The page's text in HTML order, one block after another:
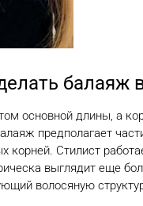
балаяж
основной длины, а
предполагает
корней. Стилист
выглядит еще
волосяную